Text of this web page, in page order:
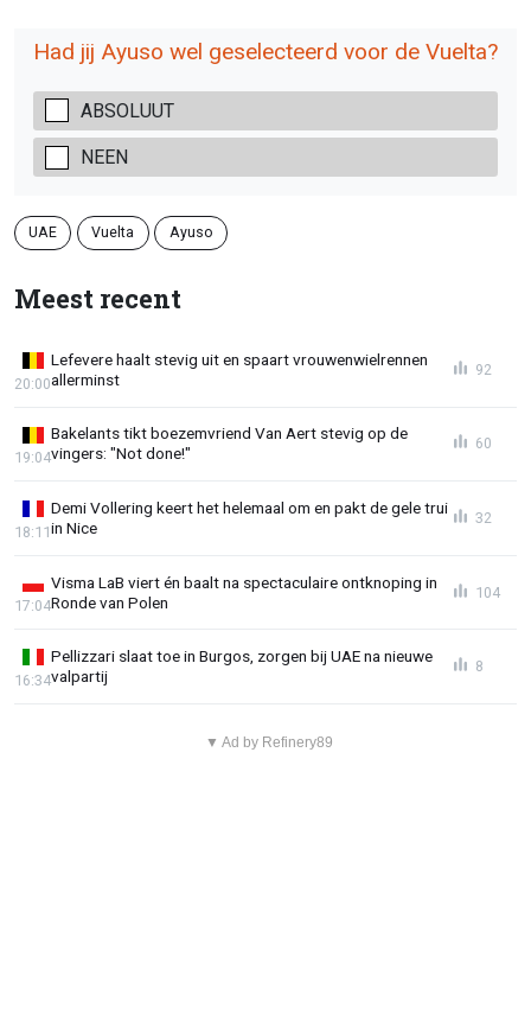
Had jij Ayuso wel geselecteerd voor de Vuelta?
ABSOLUUT
NEEN
UAE Vuelta Ayuso
Meest recent
Lefevere haalt stevig uit en spaart vrouwenwielrennen
allerminst
20:00
92
Bakelants tikt boezemvriend Van Aert stevig op de
vingers: "Not done!"
19:04
60
Demi Vollering keert het helemaal om en pakt de gele trui
in Nice
18:11
32
Visma LaB viert én baalt na spectaculaire ontknoping in
Ronde van Polen
17:04
104
Pellizzari slaat toe in Burgos, zorgen bij UAE na nieuwe
valpartij
16:34
8
▼ Ad by Refinery89